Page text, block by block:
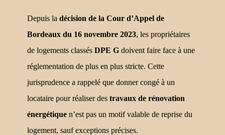
Depuis la décision de la Cour d’Appel de
Bordeaux du 16 novembre 2023, les propriétaires
de logements classés DPE G doivent faire face à une
réglementation de plus en plus stricte. Cette
jurisprudence a rappelé que donner congé à un
locataire pour réaliser des travaux de rénovation
énergétique n’est pas un motif valable de reprise du
logement, sauf exceptions précises.